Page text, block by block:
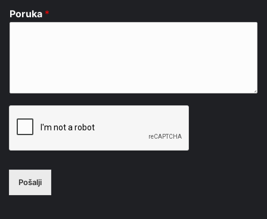
Poruka *
Pošalji